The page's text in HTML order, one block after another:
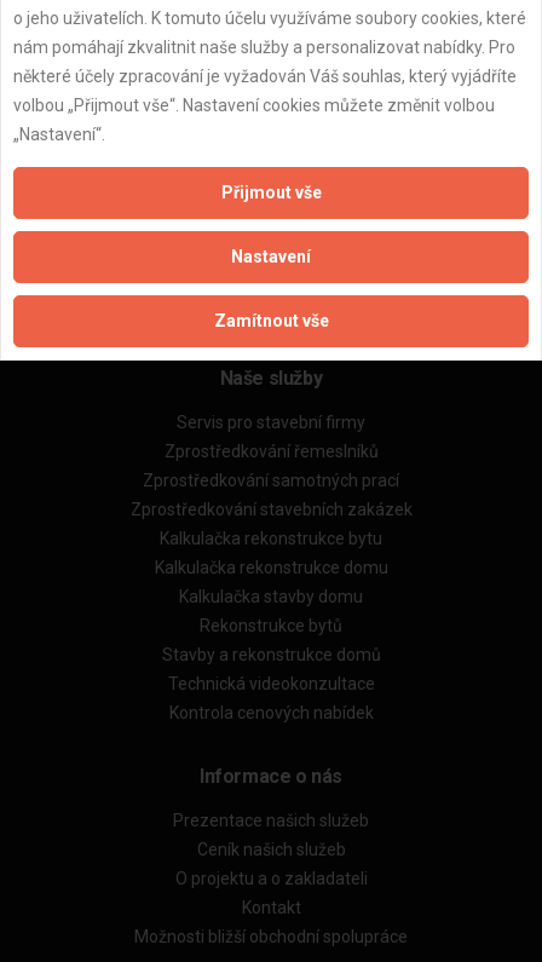
Důležité informace
Zpracování a ochrana osobních údajů
Zásady pro používání souborů cookie
Obchodní podmínky (zprostředkování)
Obchodní podmínky (rozpočtování)
Reference
Naše excelové tabulky online
Naše služby
Servis pro stavební firmy
Zprostředkování řemeslníků
Zprostředkování samotných prací
Zprostředkování stavebních zakázek
Kalkulačka rekonstrukce bytu
Kalkulačka rekonstrukce domu
Kalkulačka stavby domu
Rekonstrukce bytů
Stavby a rekonstrukce domů
Technická videokonzultace
Kontrola cenových nabídek
Informace o nás
Prezentace našich služeb
Ceník našich služeb
O projektu a o zakladateli
Kontakt
Možnosti bližší obchodní spolupráce
o jeho uživatelích. K tomuto účelu využíváme soubory cookies, které
nám pomáhají zkvalitnit naše služby a personalizovat nabídky. Pro
některé účely zpracování je vyžadován Váš souhlas, který vyjádříte
volbou „Přijmout vše“. Nastavení cookies můžete změnit volbou
„Nastavení“.
Přijmout vše
Nastavení
Zamítnout vše